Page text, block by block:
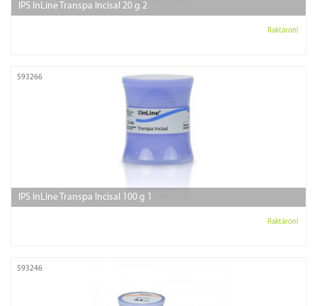
IPS InLine Transpa Incisal 20 g 2
Raktáron!
593266
IPS InLine Transpa Incisal 100 g 1
Raktáron!
593246